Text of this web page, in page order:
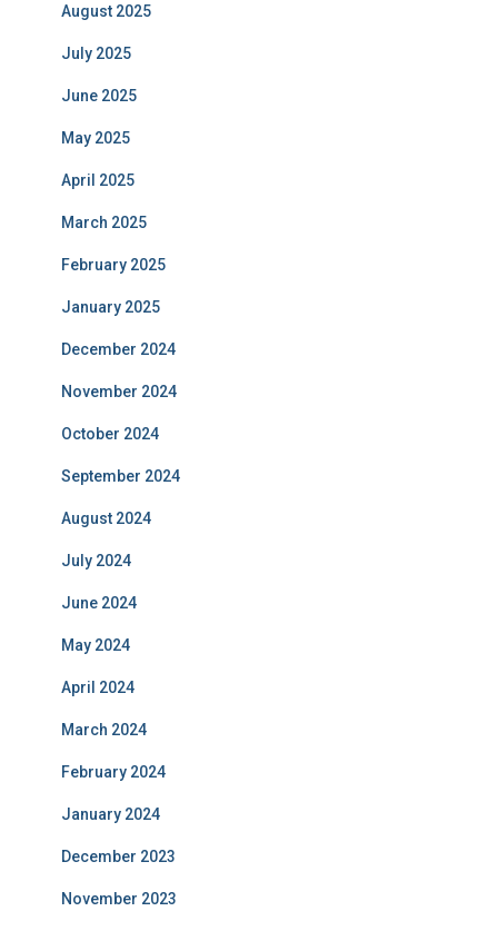
August 2025
July 2025
June 2025
May 2025
April 2025
March 2025
February 2025
January 2025
December 2024
November 2024
October 2024
September 2024
August 2024
July 2024
June 2024
May 2024
April 2024
March 2024
February 2024
January 2024
December 2023
November 2023